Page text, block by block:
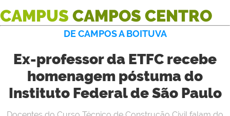
CAMPUS CAMPOS CENTRO
DE CAMPOS A BOITUVA
Ex-professor da ETFC recebe
homenagem póstuma do
Instituto Federal de São Paulo